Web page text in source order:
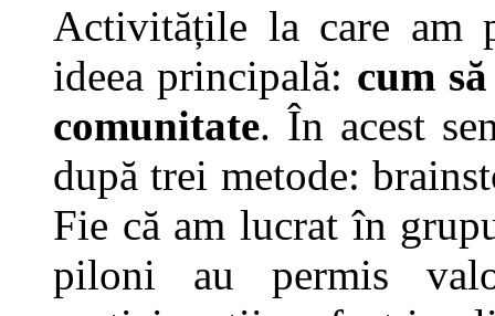
Activitățile la care am
ideea principală: cum
comunitate. În acest
după trei metode:
Fie că am lucrat în
piloni au permis